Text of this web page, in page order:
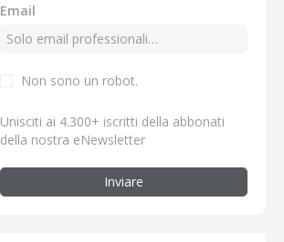
Email
Non sono un robot.
Unisciti ai 4.300+ iscritti della abbonati
della nostra eNewsletter
Inviare